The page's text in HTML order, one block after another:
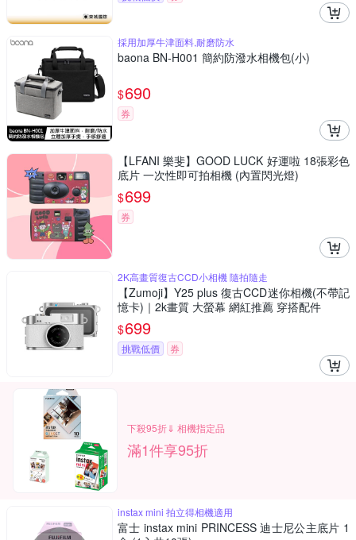
採用加厚牛津面料,耐磨防水
baona BN-H001 簡約防潑水相機包(小)
$690
券
【LFANI 樂斐】GOOD LUCK 好運啦 18張彩色
底片 一次性即可拍相機 (內置閃光燈)
$699
券
2K高畫質復古CCD小相機 隨拍隨走
【Zumoji】Y25 plus 復古CCD迷你相機(不帶記
憶卡)｜2k畫質 大螢幕 網紅推薦 穿搭配件
$699
挑戰低價 券
下殺95折⇓ 相機指定品
滿1件享95折
instax mini 拍立得相機適用
富士 instax mini PRINCESS 迪士尼公主底片 1